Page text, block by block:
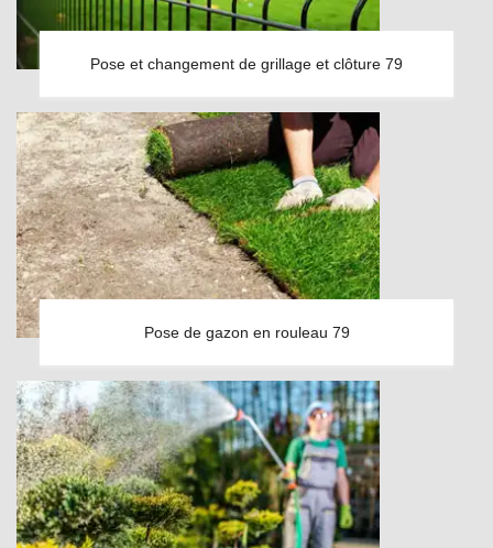
Pose et changement de grillage et clôture 79
Pose de gazon en rouleau 79